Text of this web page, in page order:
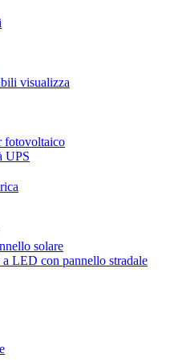
visualizza
fotovoltaico
UPS
solare
LED con pannello stradale